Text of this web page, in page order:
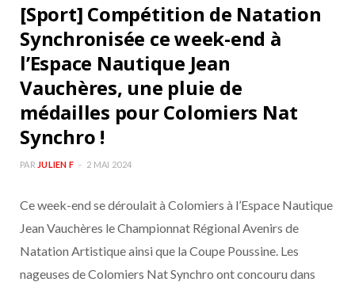
[Sport] Compétition de Natation
Synchronisée ce week-end à
l’Espace Nautique Jean
Vauchères, une pluie de
médailles pour Colomiers Nat
Synchro !
PAR JULIEN F 2 MAI 2024
Ce week-end se déroulait à Colomiers à l’Espace Nautique
Jean Vauchères le Championnat Régional Avenirs de
Natation Artistique ainsi que la Coupe Poussine. Les
nageuses de Colomiers Nat Synchro ont concouru dans